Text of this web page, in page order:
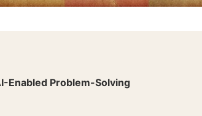
Enabled Problem-Solving